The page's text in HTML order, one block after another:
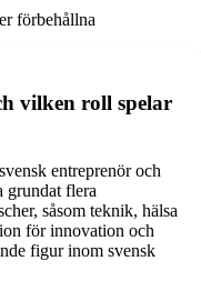
förbehållna
vilken roll spelar
entreprenör och
grundat flera
såsom teknik, hälsa
för innovation och
figur inom svensk